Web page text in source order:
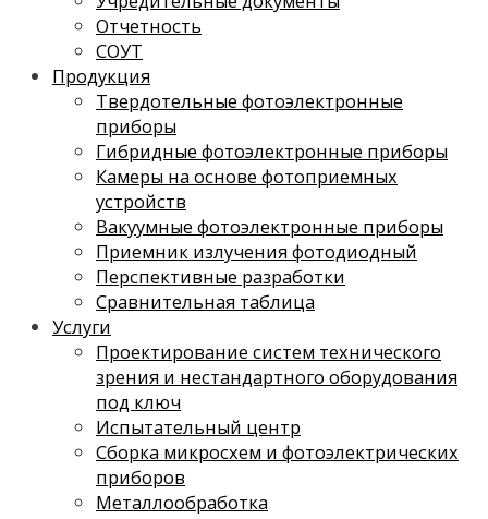
Отчетность
СОУТ
Продукция
Твердотельные фотоэлектронные
приборы
Гибридные фотоэлектронные приборы
Камеры на основе фотоприемных
устройств
Вакуумные фотоэлектронные приборы
Приемник излучения фотодиодный
Перспективные разработки
Сравнительная таблица
Услуги
Проектирование систем технического
зрения и нестандартного оборудования
под ключ
Испытательный центр
Сборка микросхем и фотоэлектрических
приборов
Металлообработка